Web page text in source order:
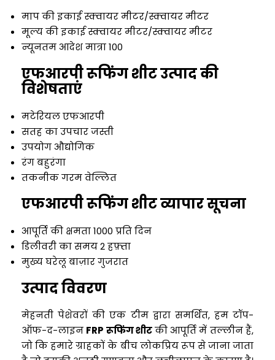
माप की इकाईस्क्वायर मीटर/स्क्वायर मीटर
मूल्य की इकाईस्क्वायर मीटर/स्क्वायर मीटर
न्यूनतम आदेश मात्रा100
एफआरपी रूफिंग शीट उत्पाद की
विशेषताएं
मटेरियलएफआरपी
सतह का उपचारजस्ती
उपयोगऔद्योगिक
रंगबहुरंगा
तकनीकगरम वेल्लित
एफआरपी रूफिंग शीट व्यापार सूचना
आपूर्ति की क्षमता1000 प्रति दिन
डिलीवरी का समय2 हफ़्ता
मुख्य घरेलू बाज़ारगुजरात
उत्पाद विवरण
मेहनती पेशेवरों की एक टीम द्वारा समर्थित, हम टॉप-
ऑफ-द-लाइन FRP रूफिंग शीटकी आपूर्ति में तल्लीन हैं,
जो कि हमारे ग्राहकों के बीच लोकप्रिय रूप से जाना जाता